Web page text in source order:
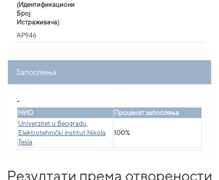
(Идентификациони
Број
Истраживача)
AP946
Запослења
НИО
Проценат запослења
Univerzitet u Beogradu,
Elektrotehnički institut Nikola
Tesla
100%
Резултати према отворености